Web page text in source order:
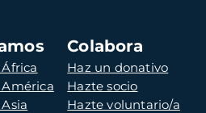
Colabora
Haz un donativo
Hazte socio
Hazte voluntario/a